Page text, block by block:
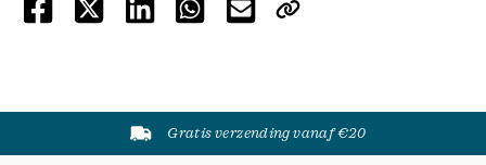
Gratis verzending vanaf €20